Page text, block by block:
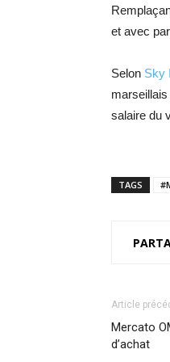
et avec
Selon Sky
salaire du
TAGS
Article
Mercato
d’achat